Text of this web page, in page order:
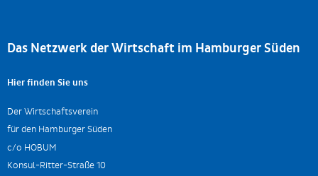
Das Netzwerk der Wirtschaft im Hamburger Süden
Hier finden Sie uns
Der Wirtschaftsverein
für den Hamburger Süden
c/o HOBUM
Konsul-Ritter-Straße 10